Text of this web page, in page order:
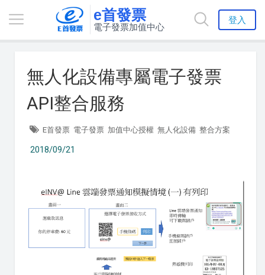
e首發票
電子發票加值中心
登入
無人化設備專屬電子發票
API整合服務
E首發票 電子發票 加值中心授權 無人化設備 整合方案
2018/09/21